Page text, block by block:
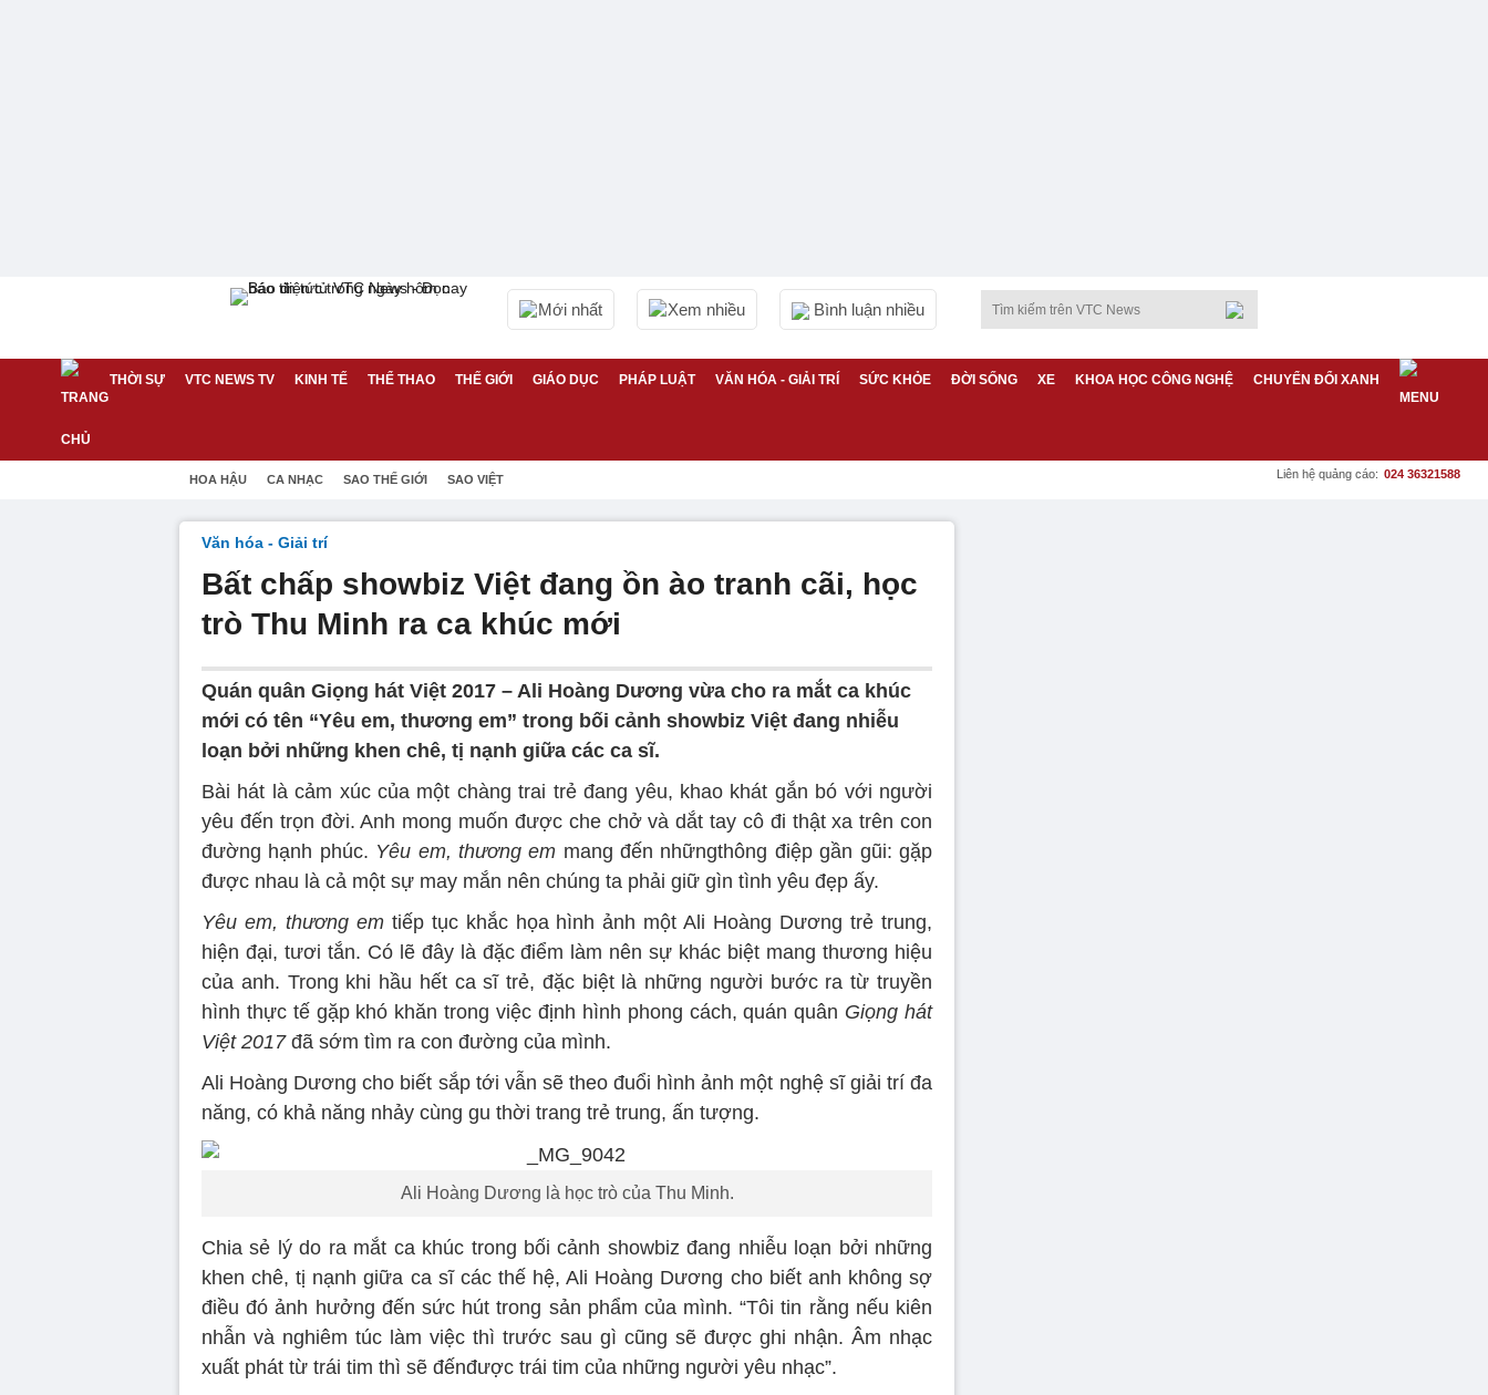
Mới nhất Xem nhiều Bình luận nhiều
THỜI SỰ VTC NEWS TV KINH TẾ THỂ THAO THẾ GIỚI GIÁO DỤC PHÁP LUẬT VĂN HÓA - GIẢI TRÍ SỨC KHỎE ĐỜI SỐNG XE KHOA HỌC CÔNG NGHỆ CHUYỂN ĐỔI XANH
HOA HẬU CA NHẠC SAO THẾ GIỚI SAO VIỆT Liên hệ quảng cáo: 024 36321588
Văn hóa - Giải trí
Bất chấp showbiz Việt đang ồn ào tranh cãi, học
trò Thu Minh ra ca khúc mới
Quán quân Giọng hát Việt 2017 – Ali Hoàng Dương vừa cho ra mắt ca khúc
mới có tên “Yêu em, thương em” trong bối cảnh showbiz Việt đang nhiễu
loạn bởi những khen chê, tị nạnh giữa các ca sĩ.
Bài hát là cảm xúc của một chàng trai trẻ đang yêu, khao khát gắn bó với người
yêu đến trọn đời. Anh mong muốn được che chở và dắt tay cô đi thật xa trên con
đường hạnh phúc. Yêu em, thương em mang đến nhữngthông điệp gần gũi: gặp
được nhau là cả một sự may mắn nên chúng ta phải giữ gìn tình yêu đẹp ấy.
Yêu em, thương emtiếp tục khắc họa hình ảnh một Ali Hoàng Dương trẻ trung,
hiện đại, tươi tắn. Có lẽ đây là đặc điểm làm nên sự khác biệt mang thương hiệu
của anh. Trong khi hầu hết ca sĩ trẻ, đặc biệt là những người bước ra từ truyền
hình thực tế gặp khó khăn trong việc định hình phong cách, quán quân Giọng hát
Việt 2017đã sớm tìm ra con đường của mình.
Ali Hoàng Dương cho biết sắp tới vẫn sẽ theo đuổi hình ảnh một nghệ sĩ giải trí đa
năng, có khả năng nhảy cùng gu thời trang trẻ trung, ấn tượng.
Ali Hoàng Dương là học trò của Thu Minh.
Chia sẻ lý do ra mắt ca khúc trong bối cảnh showbiz đang nhiễu loạn bởi những
khen chê, tị nạnh giữa ca sĩ các thế hệ, Ali Hoàng Dương cho biết anh không sợ
điều đó ảnh hưởng đến sức hút trong sản phẩm của mình. “Tôi tin rằng nếu kiên
nhẫn và nghiêm túc làm việc thì trước sau gì cũng sẽ được ghi nhận. Âm nhạc
xuất phát từ trái tim thì sẽ đếnđược trái tim của những người yêu nhạc”.